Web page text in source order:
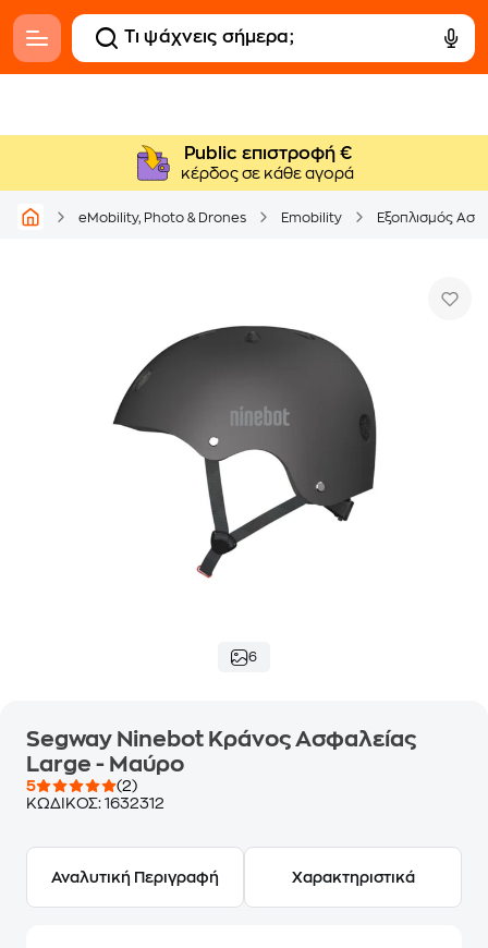
Public επιστροφή €
κέρδος σε κάθε αγορά
eMobility, Photo & Drones Emobility Εξοπλισμός
6
Segway Ninebot Κράνος Ασφαλείας
Large - Μαύρο
5
(2)
ΚΩΔΙΚΟΣ: 1632312
Αναλυτική Περιγραφή Χαρακτηριστικά